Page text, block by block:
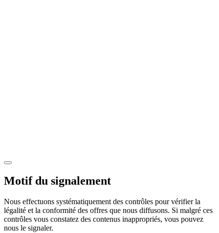
Motif du signalement
Nous effectuons systématiquement des contrôles pour vérifier la
légalité et la conformité des offres que nous diffusons. Si malgré ces
contrôles vous constatez des contenus inappropriés, vous pouvez
nous le signaler.